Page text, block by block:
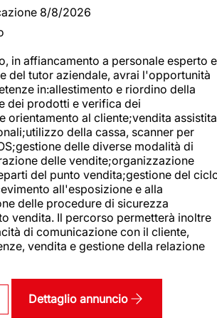
8/8/2026
in affiancamento a personale esperto e
del tutor aziendale, avrai l'opportunità
in:allestimento e riordino della
dei prodotti e verifica dei
orientamento al cliente;vendita assistita
della cassa, scanner per
delle diverse modalità di
delle vendite;organizzazione
del punto vendita;gestione del
all'esposizione e alla
delle procedure di sicurezza
vendita. Il percorso permetterà inoltre
di comunicazione con il cliente,
vendita e gestione della relazione
Dettaglio annuncio